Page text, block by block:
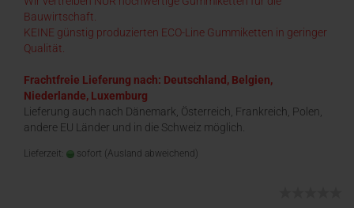
Bauwirtschaft.
KEINE günstig produzierten ECO-Line Gummiketten in geringer
Qualität.
Frachtfreie Lieferung nach: Deutschland, Belgien,
Niederlande, Luxemburg
Lieferung auch nach Dänemark, Österreich, Frankreich, Polen,
andere EU Länder und in die Schweiz möglich.
Lieferzeit: sofort (Ausland abweichend)